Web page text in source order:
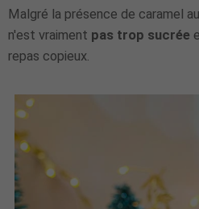
Malgré la présence de caramel
n'est vraiment pas trop sucrée
repas copieux.